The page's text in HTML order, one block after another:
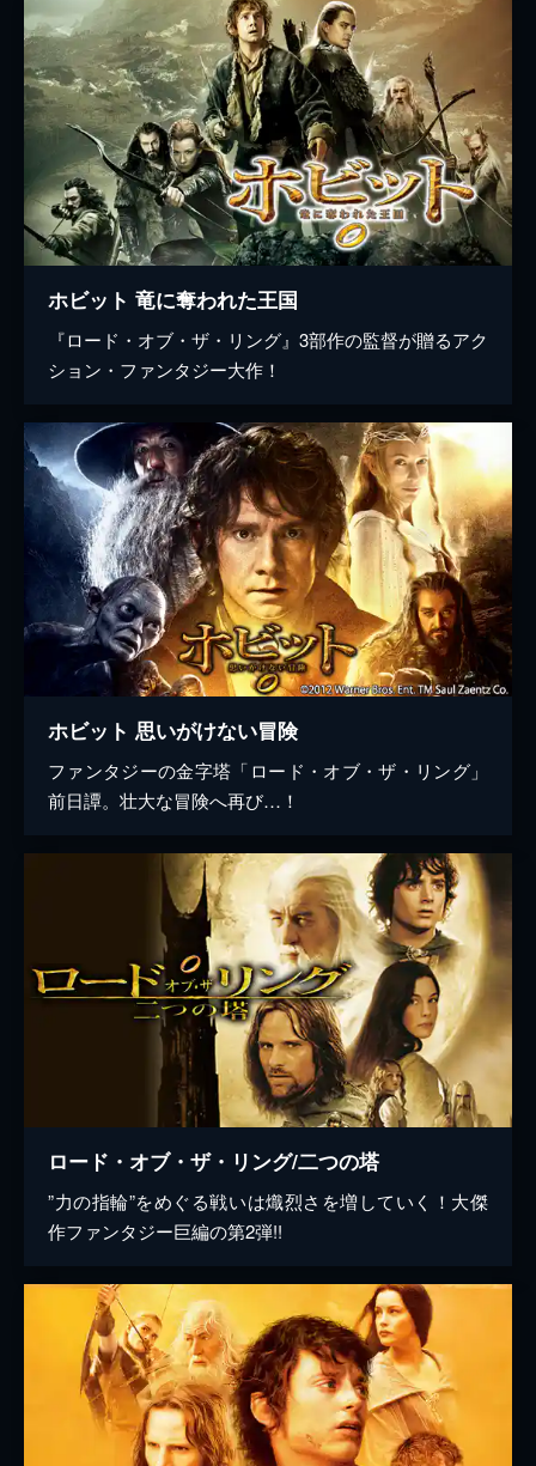
ホビット 竜に奪われた王国
『ロード・オブ・ザ・リング』3部作の監督が贈るアク
ション・ファンタジー大作！
ホビット 思いがけない冒険
ファンタジーの金字塔「ロード・オブ・ザ・リング」
前日譚。壮大な冒険へ再び…！
ロード・オブ・ザ・リング/二つの塔
”力の指輪”をめぐる戦いは熾烈さを増していく！大傑
作ファンタジー巨編の第2弾!!